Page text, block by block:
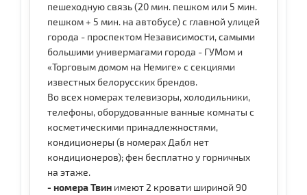
пешеходную связь (20 мин. пешком или 5 мин.
пешком + 5 мин. на автобусе) с главной улицей
города - проспектом Независимости, самыми
большими универмагами города - ГУМом и
«Торговым домом на Немиге» с секциями
известных белорусских брендов.
Во всех номерах телевизоры, холодильники,
телефоны, оборудованные ванные комнаты с
косметическими принадлежностями,
кондиционеры (в номерах Дабл нет
кондиционеров); фен бесплатно у горничных
на этаже.
- номера Твин имеют 2 кровати шириной 90